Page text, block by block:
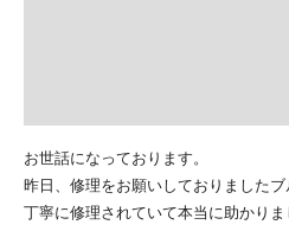
お世話になっております。
昨日、修理をお願いしておりましたブ
丁寧に修理されていて本当に助かりま